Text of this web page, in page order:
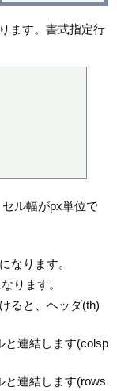
ます。書式指定行
ル幅がpx単位で
なります。
ります。
ると、ヘッダ(th)
と連結します(colsp
と連結します(rows